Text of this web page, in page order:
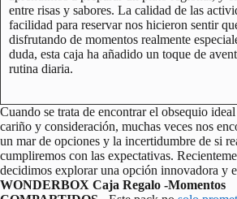
entre risas y sabores. La calidad de las
facilidad para reservar nos hicieron sentir
disfrutando de momentos realmente
duda, esta caja ha añadido un toque de
rutina diaria.
Cuando se trata de encontrar el obsequio
cariño y consideración, muchas veces nos
un mar de opciones y la incertidumbre de si
cumpliremos con las expectativas.
decidimos explorar una opción innovadora y
WONDERBOX Caja Regalo -Momentos